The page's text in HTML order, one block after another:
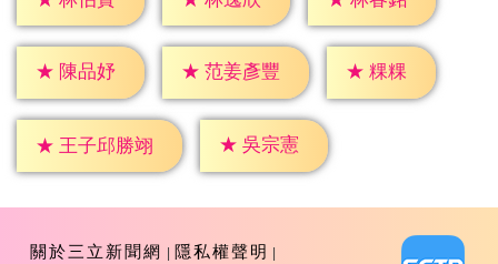
★ 陳品妤 ★ 范姜彥豐 ★ 粿粿
★ 王子邱勝翊 ★ 吳宗憲
關於三立新聞網 隱私權聲明